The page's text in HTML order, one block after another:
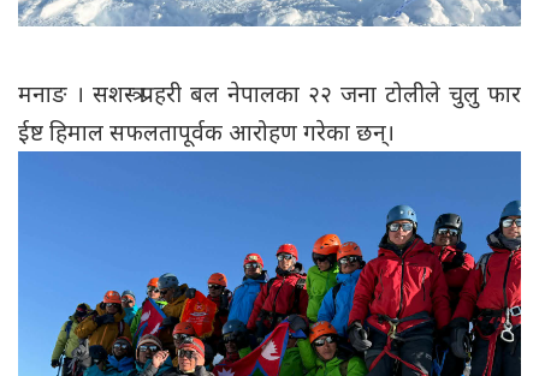
मनाङ । सशस्त्र प्रहरी बल नेपालका २२ जना टोलीले चुलु फार
ईष्ट हिमाल सफलतापूर्वक आरोहण गरेका छन्।